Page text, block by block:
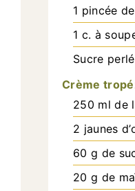
1 pincée
1 c. à
Sucre perlé
Crème
250 ml de
2 jaunes
60 g de
20 g de